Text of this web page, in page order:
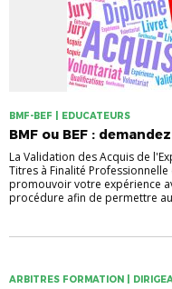
BMF-BEF | EDUCATEURS
BMF ou BEF :
La Validation des Acquis de
Titres à Finalité Professionnelle
promouvoir votre expérience
procédure afin de permettre
ARBITRES FORMATION |